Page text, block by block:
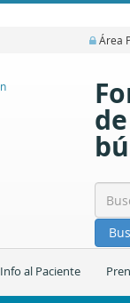
Área
de
Info al Paciente